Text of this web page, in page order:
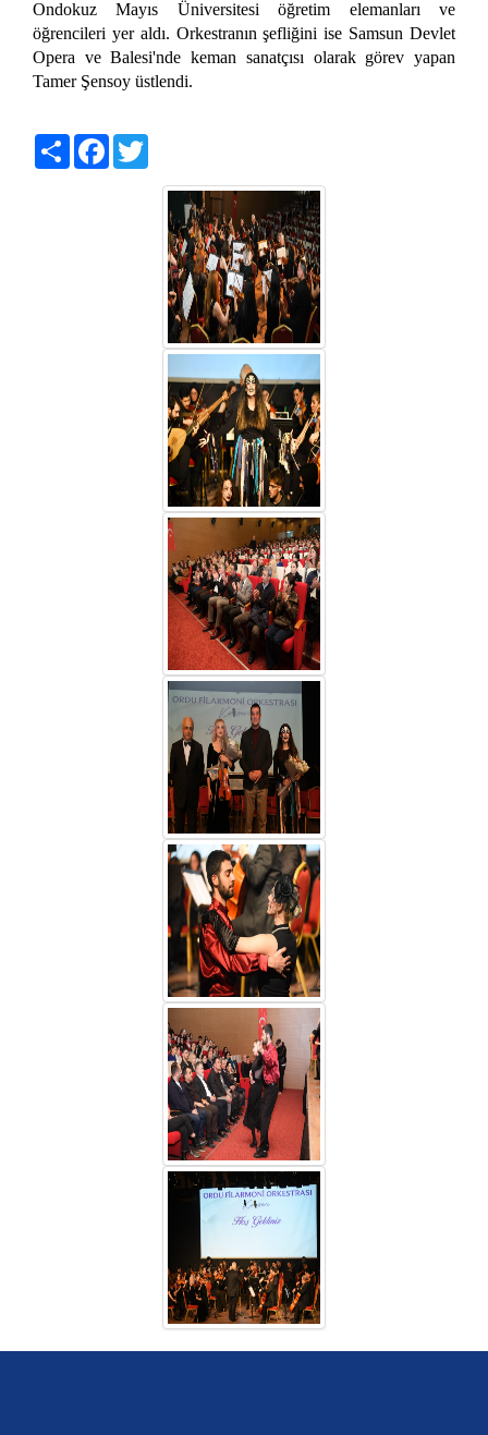
Ondokuz Mayıs Üniversitesi öğretim elemanları ve
öğrencileri yer aldı. Orkestranın şefliğini ise Samsun Devlet
Opera ve Balesi'nde keman sanatçısı olarak görev yapan
Tamer Şensoy üstlendi.
Share Facebook